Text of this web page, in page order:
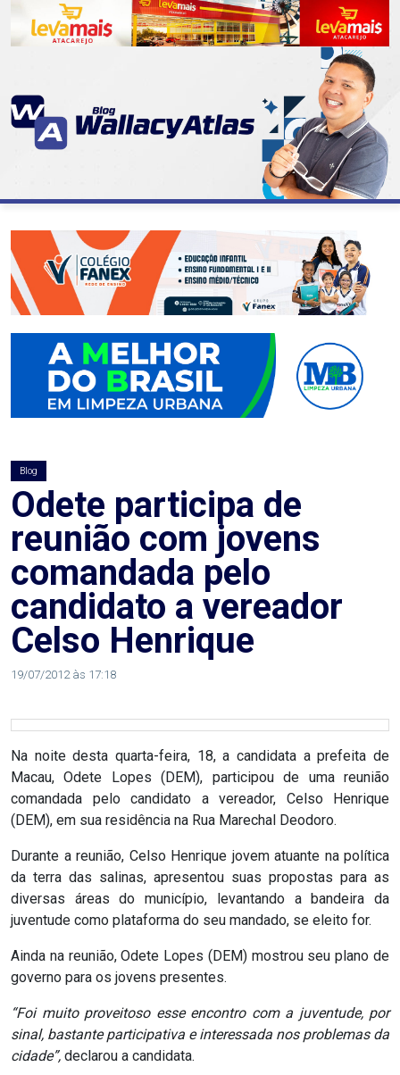
07
DE
ABASTECIMENTO
AÇÃO
SOCIAL
ADMINISTRAÇÃO
AGOSTO
ALEGRIA
ALRN
ANIVERSARIANTE
ARTICULAÇÃO
PARLAMENTAR
ARTIGO
ASSEMBLEIA
DO
RN
ASSEMBLEIA
E
ASSEMBLEIA
LEGISLATIVA
DO
Blog
Odete participa de
reunião com jovens
comandada pelo
candidato a vereador
Celso Henrique
19/07/2012 às 17:18
Na noite desta quarta-feira, 18, a candidata a prefeita de
Macau, Odete Lopes (DEM), participou de uma reunião
comandada pelo candidato a vereador, Celso Henrique
(DEM), em sua residência na Rua Marechal Deodoro.
Durante a reunião, Celso Henrique jovem atuante na política
da terra das salinas, apresentou suas propostas para as
diversas áreas do município, levantando a bandeira da
juventude como plataforma do seu mandado, se eleito for.
Ainda na reunião, Odete Lopes (DEM) mostrou seu plano de
governo para os jovens presentes.
“Foi muito proveitoso esse encontro com a juventude, por
sinal, bastante participativa e interessada nos problemas da
cidade”, declarou a candidata.